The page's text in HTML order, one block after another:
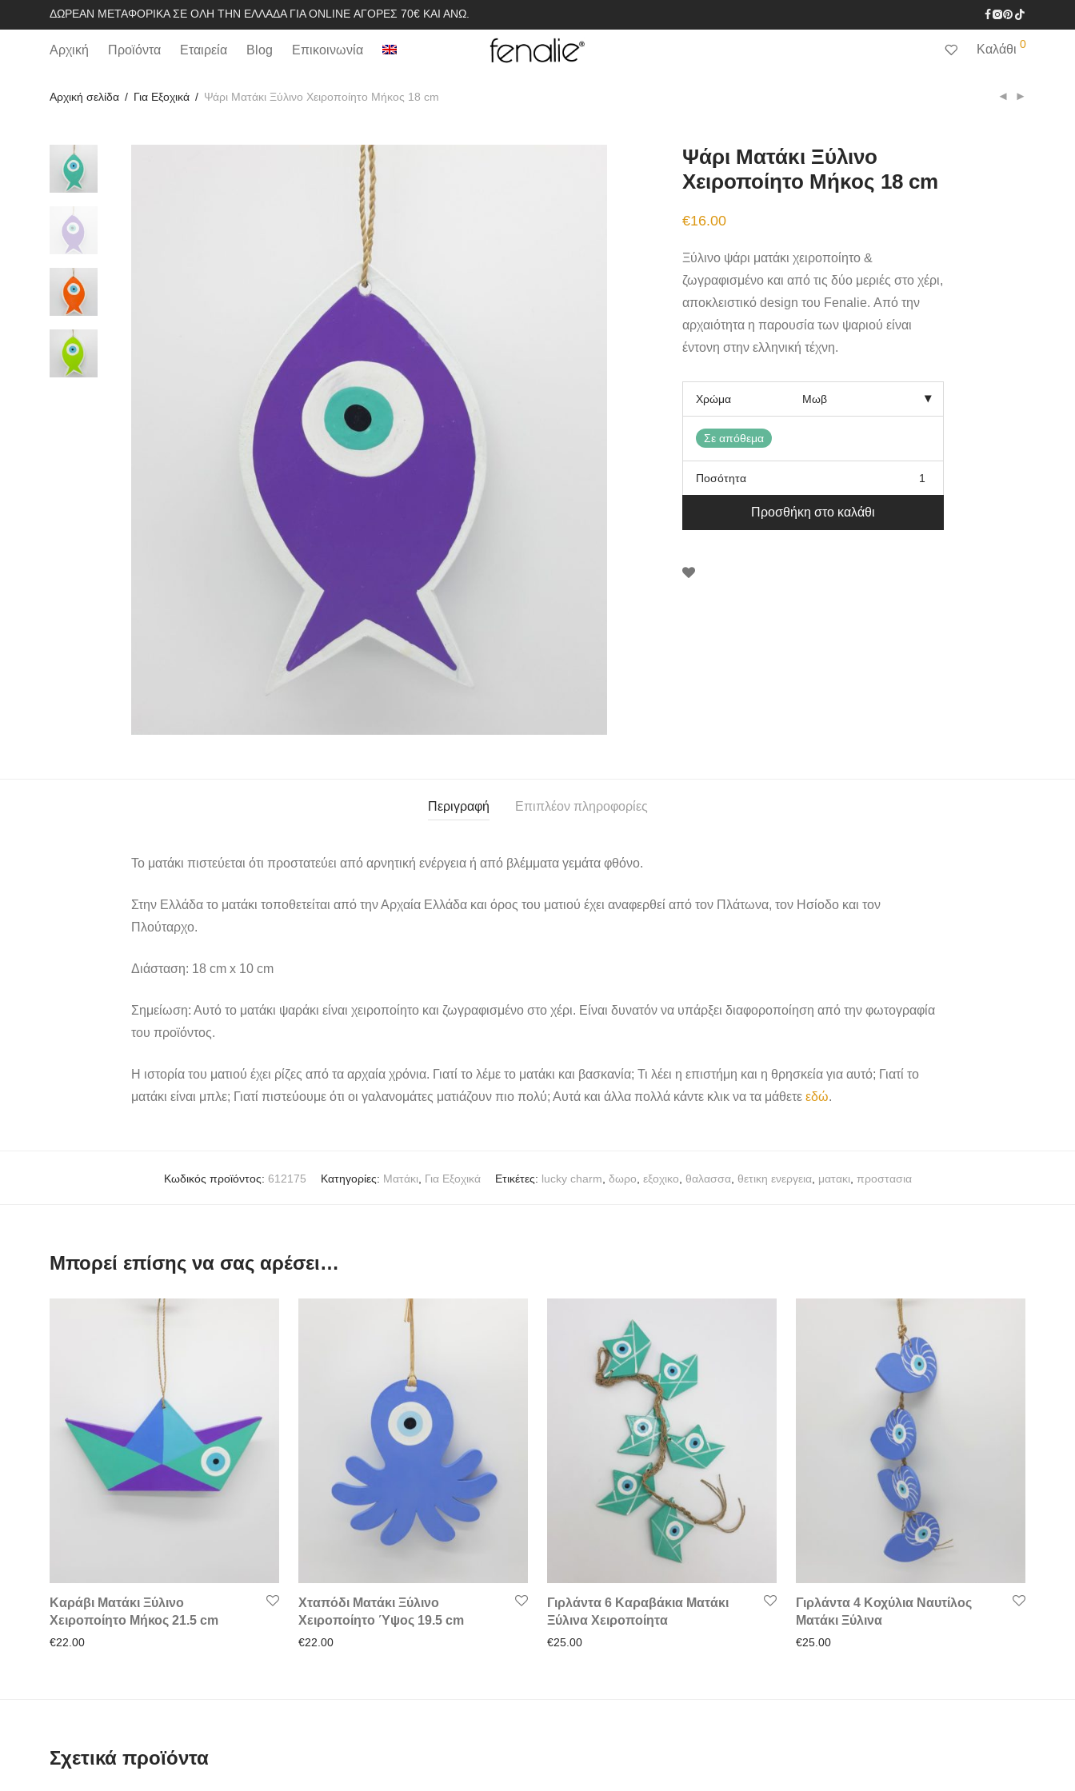
ΔΩΡΕΆΝ ΜΕΤΑΦΟΡΙΚΆ ΣΕ ΌΛΗ ΤΗΝ ΕΛΛΆΔΑ ΓΙΑ ONLINE ΑΓΟΡΈΣ 70€ ΚΑΙ ΆΝΩ.
Αρχική Προϊόντα Εταιρεία Blog Επικοινωνία Καλάθι 0
Αρχική σελίδα / Για Εξοχικά / Ψάρι Ματάκι Ξύλινο Χειροποίητο Μήκος 18 cm
Ψάρι Ματάκι Ξύλινο
Χειροποίητο Μήκος 18 cm
€16.00
Ξύλινο ψάρι ματάκι χειροποίητο &
ζωγραφισμένο και από τις δύο μεριές στο χέρι,
αποκλειστικό design του Fenalie. Από την
αρχαιότητα η παρουσία των ψαριού είναι
έντονη στην ελληνική τέχνη.
Χρώμα
Σε απόθεμα
Ποσότητα
Προσθήκη στο καλάθι
Περιγραφή Επιπλέον πληροφορίες
Το ματάκι πιστεύεται ότι προστατεύει από αρνητική ενέργεια ή από βλέμματα γεμάτα φθόνο.
Στην Ελλάδα το ματάκι τοποθετείται από την Αρχαία Ελλάδα και όρος του ματιού έχει αναφερθεί από τον Πλάτωνα, τον Ησίοδο και τον
Πλούταρχο.
Διάσταση: 18 cm x 10 cm
Σημείωση: Αυτό το ματάκι ψαράκι είναι χειροποίητο και ζωγραφισμένο στο χέρι. Είναι δυνατόν να υπάρξει διαφοροποίηση από την φωτογραφία
του προϊόντος.
Η ιστορία του ματιού έχει ρίζες από τα αρχαία χρόνια. Γιατί το λέμε το ματάκι και βασκανία; Τι λέει η επιστήμη και η θρησκεία για αυτό; Γιατί το
ματάκι είναι μπλε; Γιατί πιστεύουμε ότι οι γαλανομάτες ματιάζουν πιο πολύ; Αυτά και άλλα πολλά κάντε κλικ να τα μάθετε εδώ.
Κωδικός προϊόντος: 612175 Κατηγορίες: Mατάκι Για Εξοχικά Ετικέτες: lucky charm δωρο εξοχικο θαλασσα, θετικη ενεργεια, ματακι προστασια
Μπορεί επίσης να σας αρέσει…
Καράβι Ματάκι Ξύλινο
Χειροποίητο Μήκος 21.5 cm
€22.00
Χταπόδι Ματάκι Ξύλινο
Χειροποίητο Ύψος 19.5 cm
€22.00
Γιρλάντα 6 Καραβάκια Ματάκι
Ξύλινα Χειροποίητα
€25.00
Γιρλάντα 4 Κοχύλια Ναυτίλος
Ματάκι Ξύλινα
€25.00
Σχετικά προϊόντα